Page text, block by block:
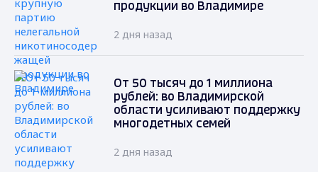
продукции во Владимире
2 дня назад
От 50 тысяч до 1 миллиона
рублей: во Владимирской
области усиливают поддержку
многодетных семей
2 дня назад